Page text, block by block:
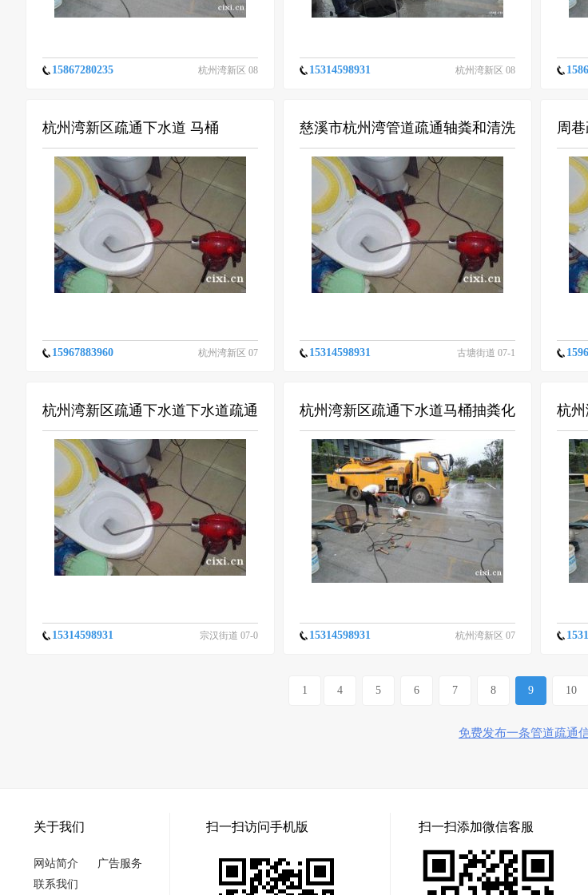
15867280235 杭州湾新区 08 15314598931 杭州湾新区 08
杭州湾新区疏通下水道 马桶
15967883960 杭州湾新区 07
慈溪市杭州湾管道疏通轴粪和清洗
15314598931 古塘街道 07-1
周
杭州湾新区疏通下水道下水道疏通
提供菜池疏通、面盆疏通等服务
15314598931 宗汉街道 07-0
杭州湾新区疏通下水道马桶抽粪化
粪池清理
15314598931 杭州湾新区 07
杭
粪
1 4 5 6 7 8 9 10
免费发布一条管道疏通
关于我们
网站简介
广告服务
联系我们
扫一扫访问手机版 扫一扫添加微信客服